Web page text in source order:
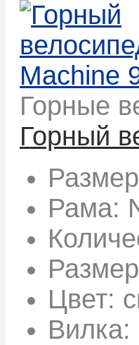
Горные
Горный
Рама:
Цвет:
Вилка: